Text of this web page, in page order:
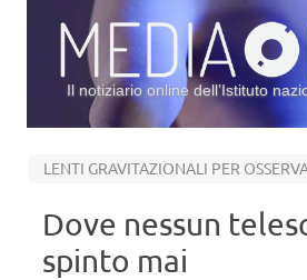
Il notiziario online dell’Istituto
Dove nessun
spinto mai